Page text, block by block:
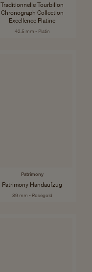
Traditionnelle Tourbillon
Chronograph Collection
Excellence Platine
42.5 mm - Platin
Patrimony
Patrimony Handaufzug
39 mm - Roségold